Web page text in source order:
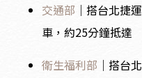
交通部 ｜搭台北捷
車，約25分鐘抵達
衛生福利部 ｜搭台